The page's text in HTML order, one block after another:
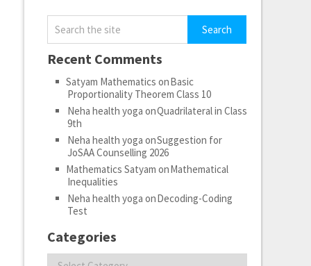
Recent Comments
Satyam Mathematics onBasic
Proportionality Theorem Class 10
Neha health yoga onQuadrilateral in Class
9th
Neha health yoga onSuggestion for
JoSAA Counselling 2026
Mathematics Satyam onMathematical
Inequalities
Neha health yoga onDecoding-Coding
Test
Categories
Categories